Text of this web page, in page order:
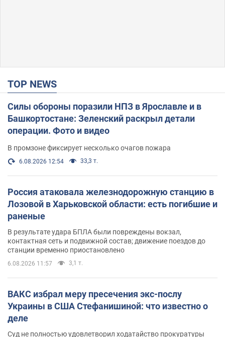
TOP NEWS
Силы обороны поразили НПЗ в Ярославле и в
Башкортостане: Зеленский раскрыл детали
операции. Фото и видео
В промзоне фиксирует несколько очагов пожара
6.08.2026 12:54 33,3 т.
Россия атаковала железнодорожную станцию в
Лозовой в Харьковской области: есть погибшие и
раненые
В результате удара БПЛА были повреждены вокзал,
контактная сеть и подвижной состав; движение поездов до
станции временно приостановлено
6.08.2026 11:57 3,1 т.
ВАКС избрал меру пресечения экс-послу
Украины в США Стефанишиной: что известно о
деле
Суд не полностью удовлетворил ходатайство прокуратуры